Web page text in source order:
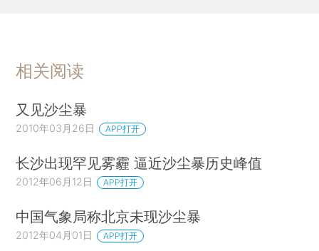
相关阅读
又见沙尘暴
2010年03月26日 APP打开
长沙出现罕见雾霾 逼近沙尘暴历史峰值
2012年06月12日 APP打开
中国气象局称北京未现沙尘暴
2012年04月01日 APP打开